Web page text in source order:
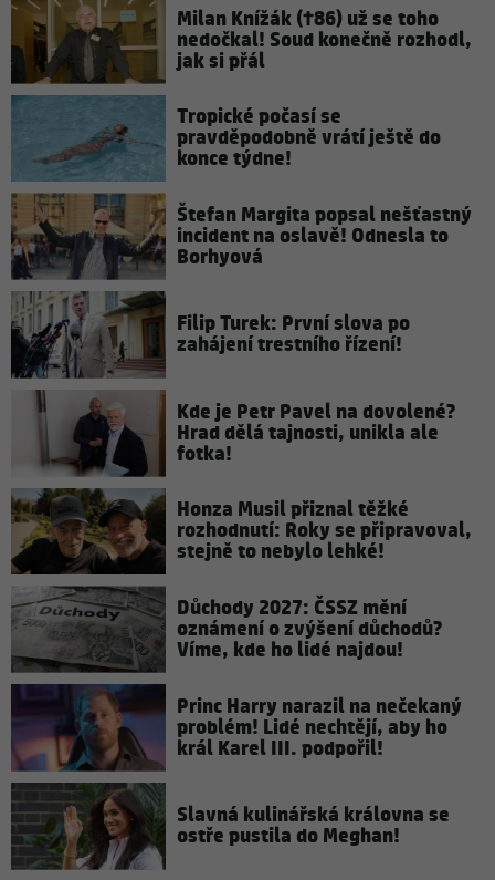
Milan Knížák (†86) už se toho
nedočkal! Soud konečně rozhodl,
jak si přál
Tropické počasí se
pravděpodobně vrátí ještě do
konce týdne!
Štefan Margita popsal nešťastný
incident na oslavě! Odnesla to
Borhyová
Filip Turek: První slova po
zahájení trestního řízení!
Kde je Petr Pavel na dovolené?
Hrad dělá tajnosti, unikla ale
fotka!
Honza Musil přiznal těžké
rozhodnutí: Roky se připravoval,
stejně to nebylo lehké!
Důchody 2027: ČSSZ mění
oznámení o zvýšení důchodů?
Víme, kde ho lidé najdou!
Princ Harry narazil na nečekaný
problém! Lidé nechtějí, aby ho
král Karel III. podpořil!
Slavná kulinářská královna se
ostře pustila do Meghan!